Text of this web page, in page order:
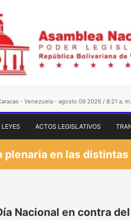
- Venezuela - agosto 09 2026 / 8:21 a. m.
LEYES ACTOS LEGISLATIVOS
plenaria en las
Nacional en contra